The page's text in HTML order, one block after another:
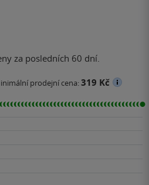
za posledních 60 dní.
prodejní cena:319 Kč